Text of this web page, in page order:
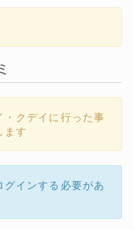
・クデイに行った事
ます
インする必要があ